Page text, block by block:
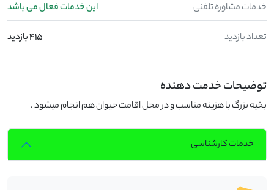
خدمات مشاوره تلفنی این خدمات فعال می باشد
تعداد بازدید 415 بازدید
توضیحات خدمت دهنده
بخیه بزرگ با هزینه مناسب و در محل اقامت حیوان هم انجام میشود .
خدمات کارشناسی